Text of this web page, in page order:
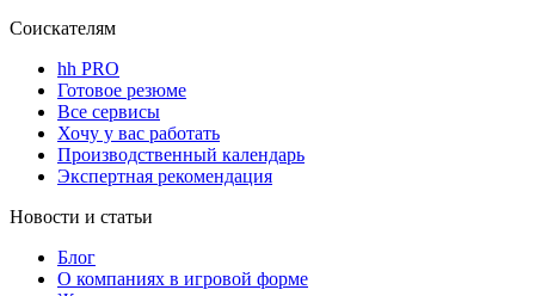
Соискателям
hh PRO
Готовое резюме
Все сервисы
Хочу у вас работать
Производственный календарь
Экспертная рекомендация
Новости и статьи
Блог
О компаниях в игровой форме